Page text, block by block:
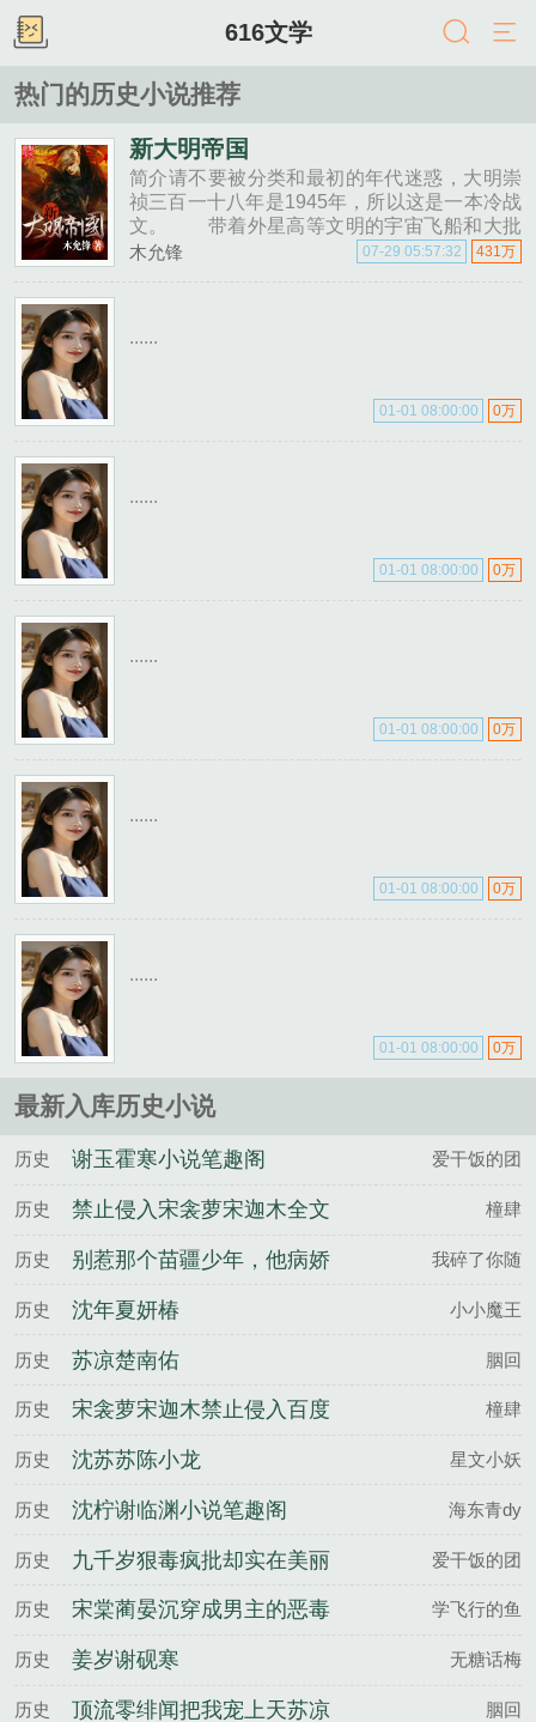
616文学
热门的历史小说推荐
新大明帝国
简介请不要被分类和最初的年代迷惑，大明崇
祯三百一十八年是1945年，所以这是一本冷战
文。 带着外星高等文明的宇宙飞船和大批
机器人士兵穿越抗战最后一刻。 南......
木允锋 431万
07-29 05:57:32
......
0万
01-01 08:00:00
......
0万
01-01 08:00:00
......
0万
01-01 08:00:00
......
0万
01-01 08:00:00
......
0万
01-01 08:00:00
最新入库历史小说
历史 谢玉霍寒小说笔趣阁 爱干饭的团
历史
禁止侵入宋衾萝宋迦木全文
完整版
橦肆
历史
别惹那个苗疆少年，他病娇
又变态邬离柴小米全文完整
版
我碎了你随
历史 沈年夏妍椿 小小魔王
历史 苏凉楚南佑 胭回
历史
宋衾萝宋迦木禁止侵入百度
云
橦肆
历史 沈苏苏陈小龙 星文小妖
历史 沈柠谢临渊小说笔趣阁 海东青dy
历史
九千岁狠毒疯批却实在美丽
谢玉霍寒全文完整版
爱干饭的团
历史
宋棠蔺晏沉穿成男主的恶毒
初恋，被亲哭百度云
学飞行的鱼
历史 姜岁谢砚寒 无糖话梅
历史
顶流零绯闻把我宠上天苏凉
胭回